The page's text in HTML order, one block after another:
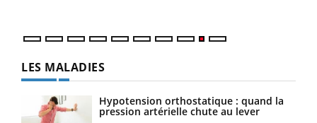
LES MALADIES
Hypotension orthostatique : quand la
pression artérielle chute au lever